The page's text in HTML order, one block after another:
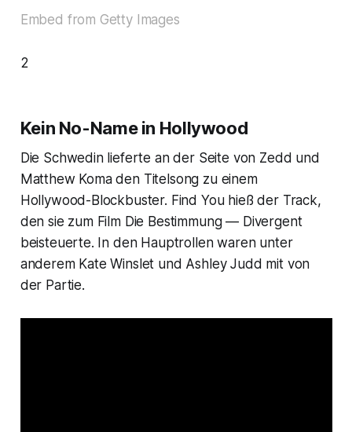
Embed from Getty Images
2
Kein No-Name in Hollywood
Die Schwedin lieferte an der Seite von Zedd und
Matthew Koma den Titelsong zu einem
Hollywood-Blockbuster. Find Youhieß der Track,
den sie zum Film Die Bestimmung — Divergent
beisteuerte. In den Hauptrollen waren unter
anderem Kate Winslet und Ashley Judd mit von
der Partie.